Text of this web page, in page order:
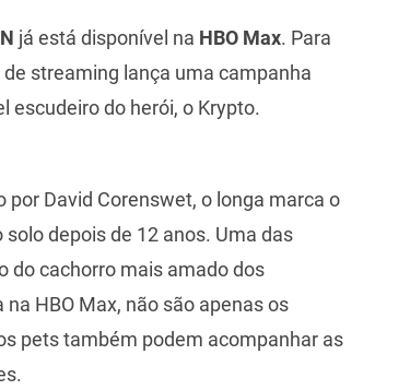
já está disponível na HBO Max. Para
streaming lança uma campanha
escudeiro do herói, o Krypto.
David Corenswet, o longa marca o
depois de 12 anos. Uma das
do cachorro mais amado dos
HBO Max, não são apenas os
pets também podem acompanhar as